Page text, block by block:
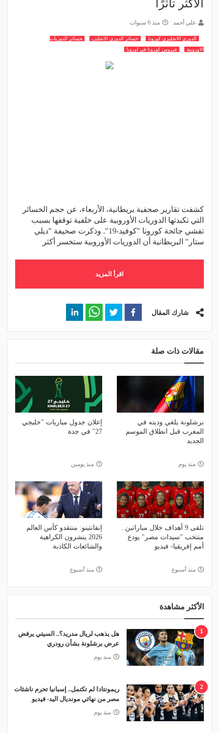
الأكثر تأثرًا
علي أحمد منذ 6 سنوات
الدوري الانجليزي كورونا خسائر الدوري الانجليزي
خسائر الدوريات
الاوروبية
فيروس كورونا في اوروبا
كشفت تقارير صحفية بريطانية، الأربعاء، عن حجم الخسائر
التي تكبدتها الدوريات الأوروبية على خلفية توقفها بسبب
تفشي جائحة كورونا "كوفيد-19". وذكرت صحيفة "ديلي
ستار" البريطانية أن الدوريات الأوروبية ستخسر أكثر
اقرأ المزيد
شارك المقال
مقالات ذات صلة
برشلونة يلغي وديته في
المغرب قبل انطلاق الموسم
الجديد
منذ يوم
إعلان جدول مباريات "خليجي
27" في جدة
منذ يومين
تلقى 9 أهداف خلال مباراتين..
منتخب "سيدات مصر" يودع
أمم إفريقيا- فيديو
منذ أسبوع
إنفانتينو: منتقدو كأس العالم
2026 ينشرون الكراهية
والشائعات الكاذبة
منذ أسبوع
الأكثر مشاهدة
1
هل يذهب لريال مدريد؟.. السيتي يرفض
عرض برشلونة بشأن رودري
منذ يوم
2
ريمونتادا لم تكتمل.. إسبانيا تحرم ناشئات
مصر من نهائي مونديال اليد- فيديو
منذ يوم